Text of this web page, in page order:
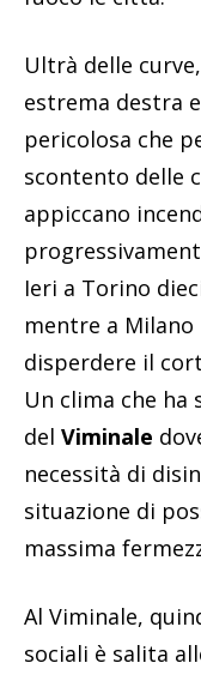
Ultrà delle
estrema destra
pericolosa che
scontento delle
appiccano
Ieri a Torino
mentre a
disperdere il
Un clima che
del Viminale
necessità di
situazione di
massima
Al Viminale,
sociali è salita